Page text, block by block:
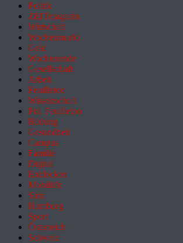
Politik
ZEITmagazin
Wirtschaft
Wochenmarkt
Geld
Wochenende
Gesellschaft
Arbeit
Feuilleton
Wissenschaft
Pol. Feuilleton
Bildung
Gesundheit
Campus
Familie
Digital
Entdecken
Mobilität
Sinn
Hamburg
Sport
Österreich
Schweiz